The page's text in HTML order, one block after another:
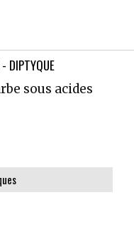
DIPTYQUE
sous acides